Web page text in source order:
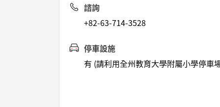
諮詢
+82-63-714-3528
停車設施
有 (請利用全州教育大學附屬小學停車